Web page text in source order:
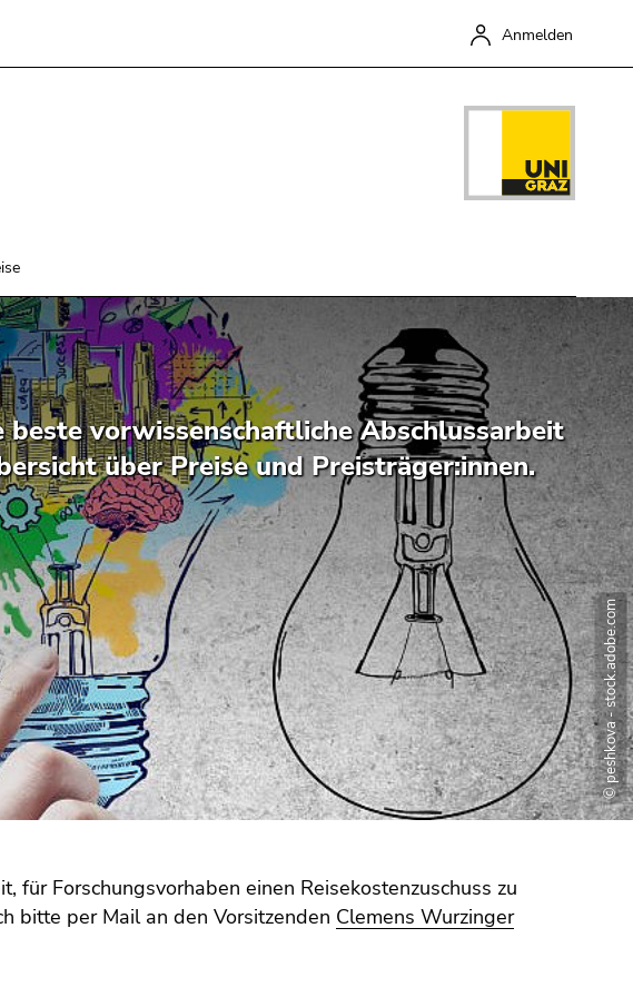
Anmelden
Schließen
vorwissenschaftliche Abschlussarbeit
über Preise und Preisträger:innen.
© peshkova - stock.adobe.com
Forschungsvorhaben einen Reisekostenzuschuss zu
bitte per Mail an den Vorsitzenden Clemens Wurzinger